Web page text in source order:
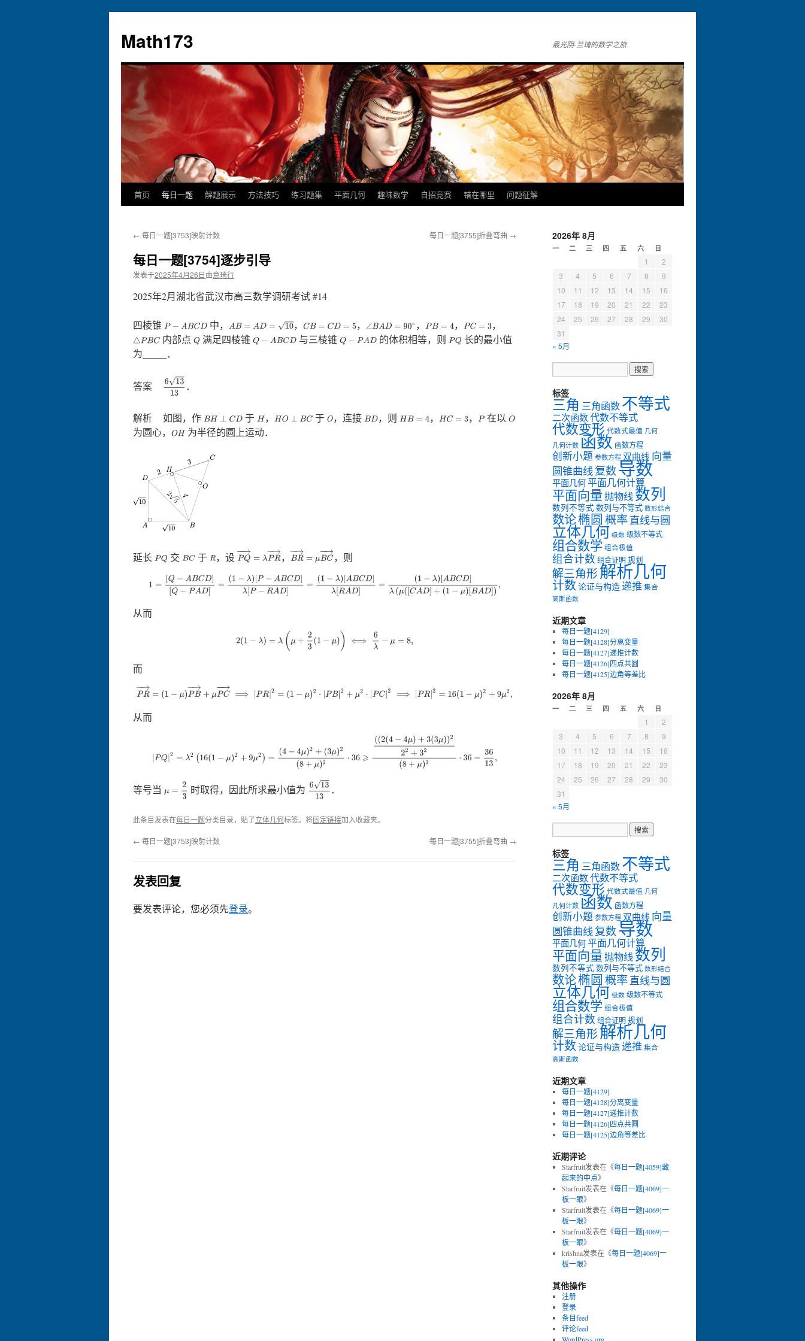
正
文
Math173 最光阴-兰琦的数学之旅
首页 每日一题 解题展示 方法技巧 练习题集 平面几何 趣味数学 自招竞赛 错在哪里 问题征解
← 每日一题[3753]映射计数 每日一题[3755]折叠弯曲 →
每日一题[3754]逐步引导
发表于2025年4月26日由意琦行
2025年2月湖北省武汉市高三数学调研考试 #14
四棱锥 P−A BCD 中， AB=A D=10 ，CB=CD=5 ， ∠BAD=90∘ ， PB= 4 ， PC= 3 ，
△PBC 内部点 Q 满足四棱锥Q−A BCD 与三棱锥 Q−PAD 的体积相等，则 PQ 长的最小值
为_____．
答案 61313 ．
解析 如图，作 BH⊥C D 于 H， HO⊥B C 于 O，连接 BD ，则 HB= 4 ， HC= 3 ， P在以 O
为圆心， OH 为半径的圆上运动．
延长 PQ 交 BC于 R，设 PQ→= λPR→， BR→= μBC→，则
1 −AB CD][Q−P ]=( 1−λ)[P−A BCD]λ[P AD]=(1−λ)[ABC =(1−λ)[ABCD]λ( ),
从而
− )= ( + 23 ))⟺ λ =
而
PR→= (1 −μ)PB →+μ P C→⟹|PR 2= (1− μ 2⋅|PB| 2+ μ2⋅ P C|2⟹ PR|2 = 16(1− μ) 2+9μ 2,
从而
μ)+3(3 μ) )222+32(8+μ)2
等号当 μ 时取得，因此所求最小值为 61313 ．
此条目发表在每日一题分类目录，贴了立体几何标签。将固定链接加入收藏夹。
← 每日一题[3753]映射计数 每日一题[3755]折叠弯曲 →
发表回复
要发表评论，您必须先登录。
2026年 8月
一 二 三 四 五 六 日
1
2
3
4 5 6 7 8
9
10
11 12 13 14 15
16
17
18 19 20 21 22
23
24
25 26 27 28 29
30
31
« 5月
标签
三角 三角函数不等式
二次函数代数不等式
代数变形 代数式最值 几何
几何计数 函数 函数方程
创新小题 参数方程 双曲线 向量
圆锥曲线复数导数
平面几何平面几何计算
平面向量抛物线数列
数列不等式 数列与不等式 数形结合
数论椭圆 概率直线与圆
立体几何 级数 级数不等式
组合数学 组合极值
组合计数 组合证明规划
解三角形解析几何
计数 论证与构造递推 集合
高斯函数
近期文章
每日一题[4129]
每日一题[4128]分离变量
每日一题[4127]递推计数
每日一题[4126]四点共圆
每日一题[4125]边角等差比
2026年 8月
一 二 三 四 五 六 日
1
2
3
4 5 6 7 8
9
10
11 12 13 14 15
16
17
18 19 20 21 22
23
24
25 26 27 28 29
30
31
« 5月
标签
三角 三角函数不等式
二次函数代数不等式
代数变形 代数式最值 几何
几何计数 函数 函数方程
创新小题 参数方程 双曲线 向量
圆锥曲线复数导数
平面几何平面几何计算
平面向量抛物线数列
数列不等式 数列与不等式 数形结合
数论椭圆 概率直线与圆
立体几何 级数 级数不等式
组合数学 组合极值
组合计数 组合证明规划
解三角形解析几何
计数 论证与构造递推 集合
高斯函数
近期文章
每日一题[4129]
每日一题[4128]分离变量
每日一题[4127]递推计数
每日一题[4126]四点共圆
每日一题[4125]边角等差比
近期评论
Starfruit发表在《每日一题[4059]藏
起来的中点》
Starfruit发表在《每日一题[4069]一
板一眼》
Starfruit发表在《每日一题[4069]一
板一眼》
Starfruit发表在《每日一题[4069]一
板一眼》
krishna发表在《每日一题[4069]一
板一眼》
其他操作
注册
登录
条目feed
评论feed